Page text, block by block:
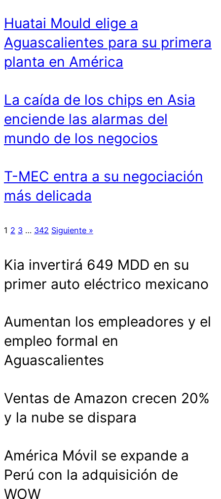
Huatai Mould elige a
Aguascalientes para su primera
planta en América
La caída de los chips en Asia
enciende las alarmas del
mundo de los negocios
T-MEC entra a su negociación
más delicada
1 2 3 … 342 Siguiente »
Kia invertirá 649 MDD en su
primer auto eléctrico mexicano
Aumentan los empleadores y el
empleo formal en
Aguascalientes
Ventas de Amazon crecen 20%
y la nube se dispara
América Móvil se expande a
Perú con la adquisición de
WOW